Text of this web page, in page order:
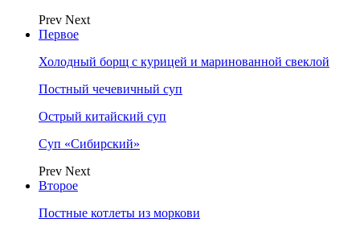
Prev Next
Первое
Холодный борщ с курицей и маринованной свеклой
Постный чечевичный суп
Острый китайский суп
Суп «Сибирский»
Prev Next
Второе
Постные котлеты из моркови